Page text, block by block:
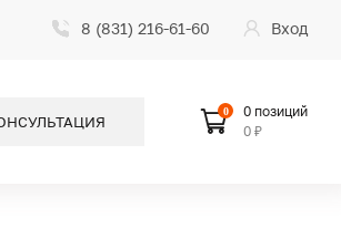
8 (831) 216-61-60 Вход
0
0 позиций
0 ₽